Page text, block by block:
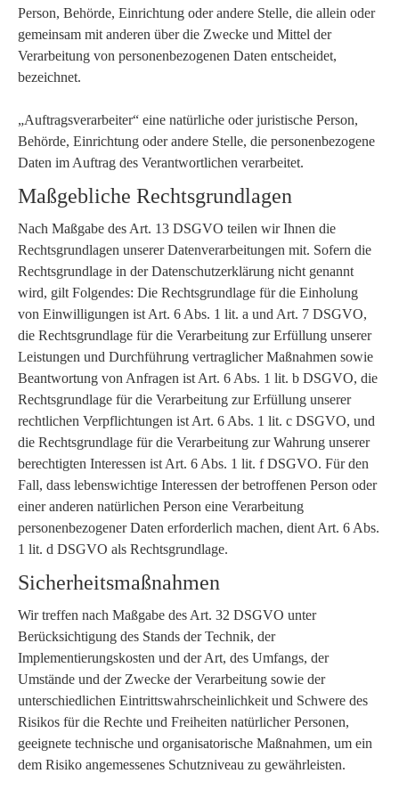
Person, Behörde, Einrichtung oder andere Stelle, die allein oder
gemeinsam mit anderen über die Zwecke und Mittel der
Verarbeitung von personenbezogenen Daten entscheidet,
bezeichnet.
„Auftragsverarbeiter“ eine natürliche oder juristische Person,
Behörde, Einrichtung oder andere Stelle, die personenbezogene
Daten im Auftrag des Verantwortlichen verarbeitet.
Maßgebliche Rechtsgrundlagen
Nach Maßgabe des Art. 13 DSGVO teilen wir Ihnen die
Rechtsgrundlagen unserer Datenverarbeitungen mit. Sofern die
Rechtsgrundlage in der Datenschutzerklärung nicht genannt
wird, gilt Folgendes: Die Rechtsgrundlage für die Einholung
von Einwilligungen ist Art. 6 Abs. 1 lit. a und Art. 7 DSGVO,
die Rechtsgrundlage für die Verarbeitung zur Erfüllung unserer
Leistungen und Durchführung vertraglicher Maßnahmen sowie
Beantwortung von Anfragen ist Art. 6 Abs. 1 lit. b DSGVO, die
Rechtsgrundlage für die Verarbeitung zur Erfüllung unserer
rechtlichen Verpflichtungen ist Art. 6 Abs. 1 lit. c DSGVO, und
die Rechtsgrundlage für die Verarbeitung zur Wahrung unserer
berechtigten Interessen ist Art. 6 Abs. 1 lit. f DSGVO. Für den
Fall, dass lebenswichtige Interessen der betroffenen Person oder
einer anderen natürlichen Person eine Verarbeitung
personenbezogener Daten erforderlich machen, dient Art. 6 Abs.
1 lit. d DSGVO als Rechtsgrundlage.
Sicherheitsmaßnahmen
Wir treffen nach Maßgabe des Art. 32 DSGVO unter
Berücksichtigung des Stands der Technik, der
Implementierungskosten und der Art, des Umfangs, der
Umstände und der Zwecke der Verarbeitung sowie der
unterschiedlichen Eintrittswahrscheinlichkeit und Schwere des
Risikos für die Rechte und Freiheiten natürlicher Personen,
geeignete technische und organisatorische Maßnahmen, um ein
dem Risiko angemessenes Schutzniveau zu gewährleisten.